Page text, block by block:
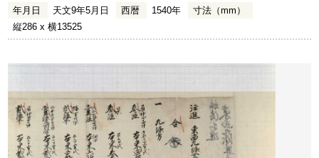
年月日 天文9年5月日 西暦 1540年
寸法（mm）
縦286 x 横13525